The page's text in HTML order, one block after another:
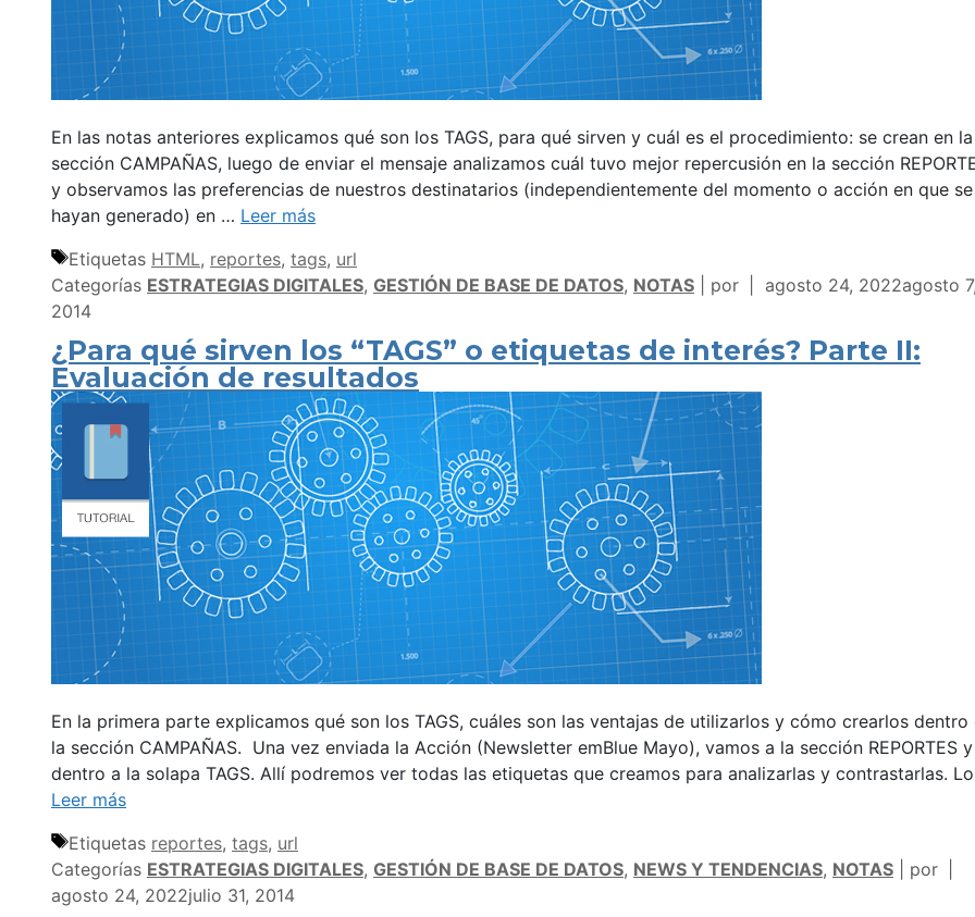
En las notas anteriores explicamos qué son los TAGS, para qué sirven y cuál es el procedimiento: se crean en la
sección CAMPAÑAS, luego de enviar el mensaje analizamos cuál tuvo mejor repercusión en la sección
y observamos las preferencias de nuestros destinatarios (independientemente del momento o acción en que se
hayan generado) en … Leer más
Etiquetas HTML, reportes, tags, url
Categorías ESTRATEGIAS DIGITALES, GESTIÓN DE BASE DE DATOS, NOTAS por agosto 24, 2022agosto
2014
¿Para qué sirven los “TAGS” o etiquetas de interés? Parte II:
Evaluación de resultados
En la primera parte explicamos qué son los TAGS, cuáles son las ventajas de utilizarlos y cómo crearlos dentro
la sección CAMPAÑAS. Una vez enviada la Acción (Newsletter emBlue Mayo), vamos a la sección REPORTES y
dentro a la solapa TAGS. Allí podremos ver todas las etiquetas que creamos para analizarlas y contrastarlas.
Leer más
Etiquetas reportes, tags, url
Categorías ESTRATEGIAS DIGITALES, GESTIÓN DE BASE DE DATOS, NEWS Y TENDENCIAS, NOTAS
por
agosto 24, 2022julio 31, 2014